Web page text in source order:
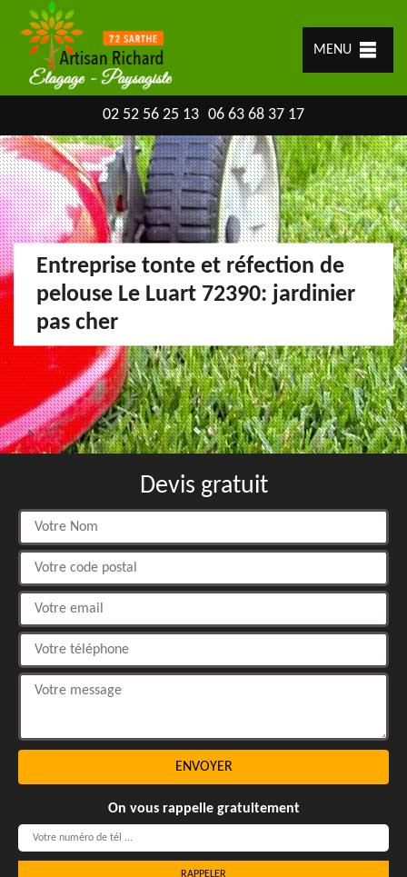
MENU
02 52 56 25 13 06 63 68 37 17
Entreprise tonte et réfection de
pelouse Le Luart 72390: jardinier
pas cher
Devis gratuit
On vous rappelle gratuitement